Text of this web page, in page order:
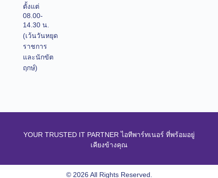
ตั้งแต่
08.00-
14.30 น.
(เว้นวันหยุด
ราชการ
และนักขัต
ฤกษ์)
YOUR TRUSTED IT PARTNER ไอทีพาร์ทเนอร์ ที่พร้อมอยู่
เคียงข้างคุณ
© 2026 All Rights Reserved.